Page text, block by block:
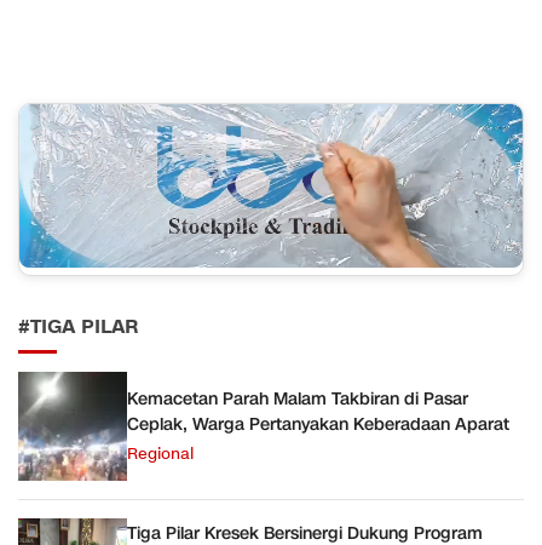
#TIGA PILAR
Kemacetan Parah Malam Takbiran di Pasar
Ceplak, Warga Pertanyakan Keberadaan Aparat
Regional
Tiga Pilar Kresek Bersinergi Dukung Program